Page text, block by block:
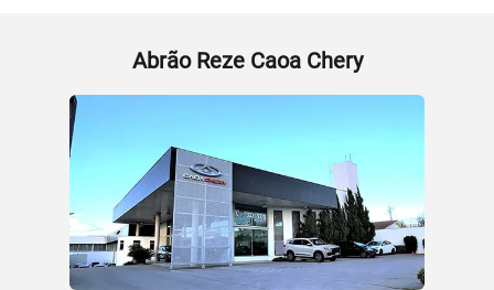
Abrão Reze Caoa Chery